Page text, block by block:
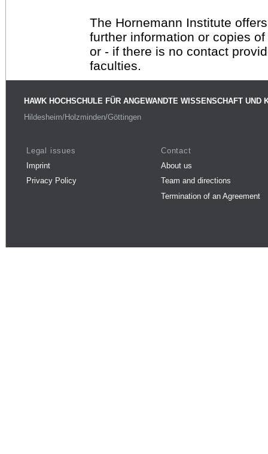
The Hornemann Institute
further information or copies
or - if there is no contact
faculties.
HAWK HOCHSCHULE FÜR ANGEWANDTE WISSENSCHAFT UND
Hildesheim/Holzminden/Göttingen
Legal issues
Imprint
Privacy Policy
Contact
About us
Team and directions
Termination of an Agreement